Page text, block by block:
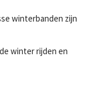
winterbanden zijn
winter rijden en